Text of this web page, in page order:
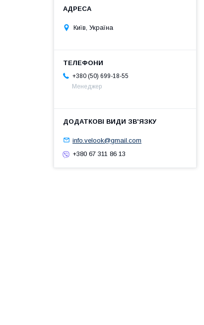
Київ, Україна
+380 (50) 699-18-55
Менеджер
info.velook@gmail.com
+380 67 311 86 13